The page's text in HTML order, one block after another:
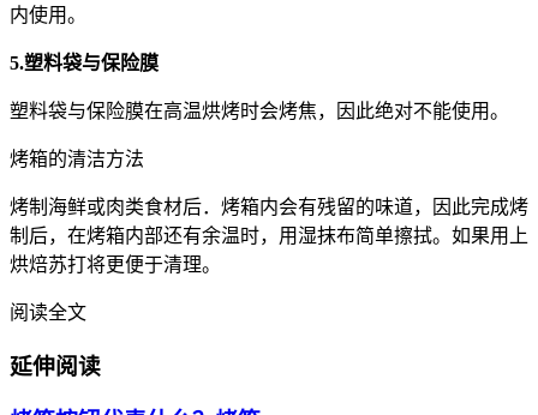
内使用。
5.塑料袋与保险膜
塑料袋与保险膜在高温烘烤时会烤焦，因此绝对不能使用。
烤箱的清洁方法
烤制海鲜或肉类食材后．烤箱内会有残留的味道，因此完成烤
制后，在烤箱内部还有余温时，用湿抹布简单擦拭。如果用上
烘焙苏打将更便于清理。
阅读全文
延伸阅读